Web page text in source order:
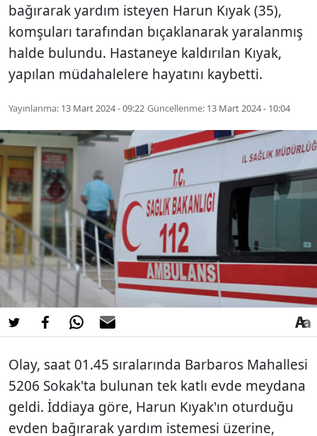
bağırarak yardım isteyen Harun Kıyak (35),
komşuları tarafından bıçaklanarak yaralanmış
halde bulundu. Hastaneye kaldırılan Kıyak,
yapılan müdahalelere hayatını kaybetti.
Yayınlanma: 13 Mart 2024 - 09:22 Güncellenme: 13 Mart 2024 - 10:04
Olay, saat 01.45 sıralarında Barbaros Mahallesi
5206 Sokak'ta bulunan tek katlı evde meydana
geldi. İddiaya göre, Harun Kıyak'ın oturduğu
evden bağırarak yardım istemesi üzerine,